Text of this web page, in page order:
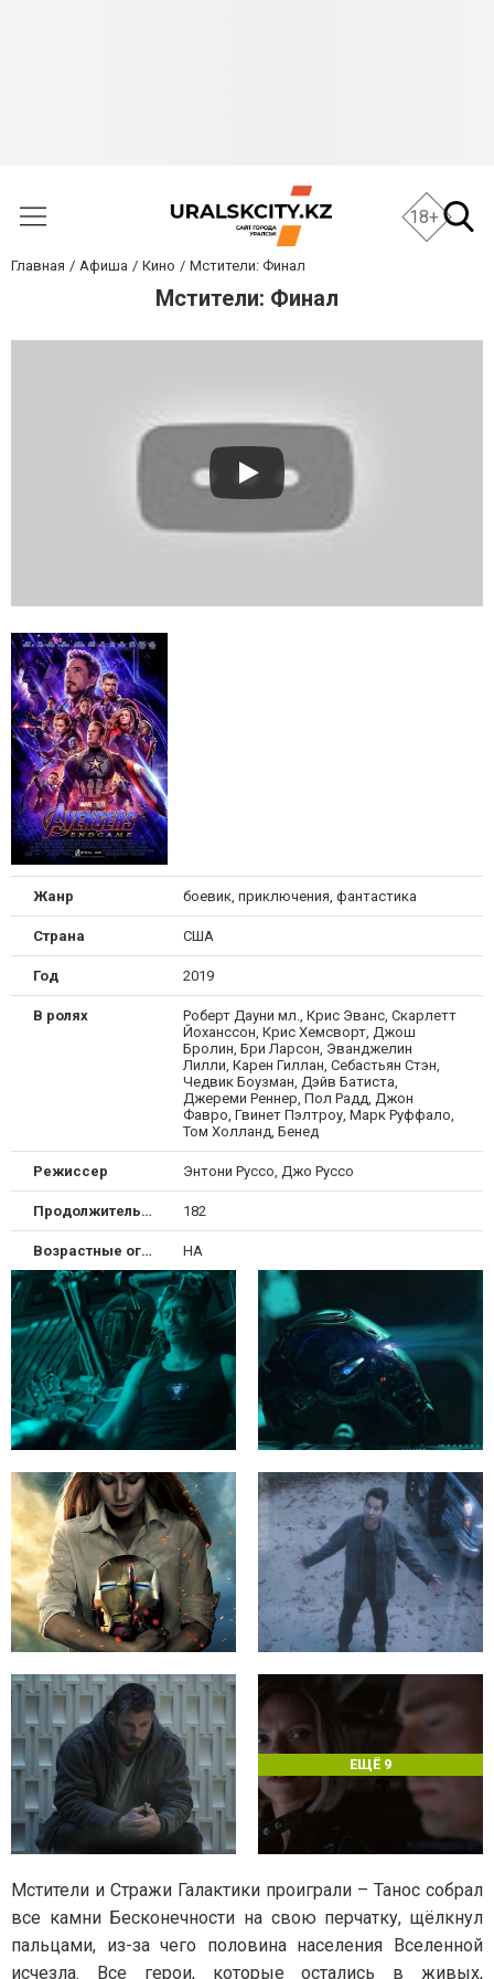
18+
Главная Афиша Кино Мстители: Финал
Мстители: Финал
Жанр боевик, приключения, фантастика
Страна США
Год 2019
В ролях
Роберт Дауни мл., Крис Эванс, Скарлетт
Йоханссон, Крис Хемсворт, Джош
Бролин, Бри Ларсон, Эванджелин
Лилли, Карен Гиллан, Себастьян Стэн,
Чедвик Боузман, Дэйв Батиста,
Джереми Реннер, Пол Радд, Джон
Фавро, Гвинет Пэлтроу, Марк Руффало,
Том Холланд, Бенед
Режиссер Энтони Руссо, Джо Руссо
Продолжительность 182
Возрастные ограничения НА
ЕЩЁ 9
Мстители и Стражи Галактики проиграли – Танос собрал
все камни Бесконечности на свою перчатку, щёлкнул
пальцами, из-за чего половина населения Вселенной
исчезла. Все герои, которые остались в живых,